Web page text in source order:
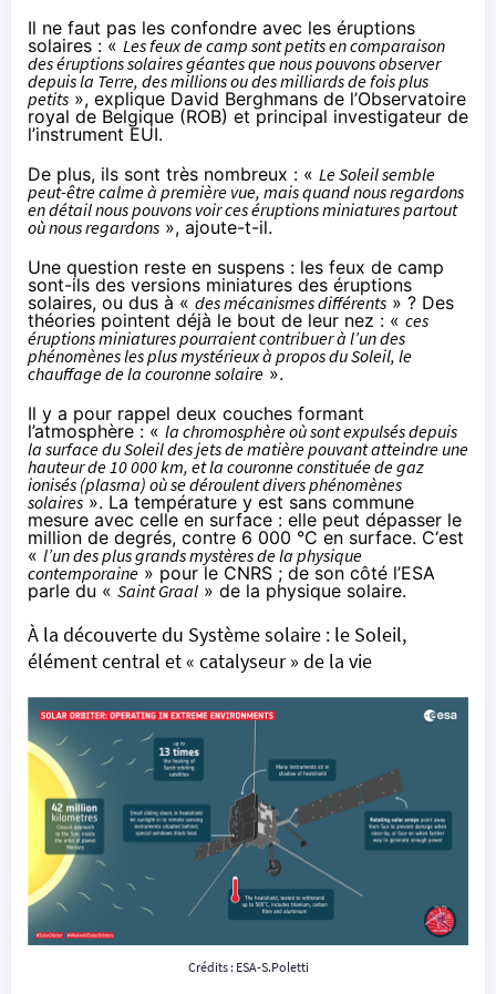
Il ne faut pas les confondre avec les éruptions
solaires : « Les feux de camp sont petits en comparaison
des éruptions solaires géantes que nous pouvons observer
depuis la Terre, des millions ou des milliards de fois plus
petits », explique David Berghmans de l’Observatoire
royal de Belgique (ROB) et principal investigateur de
l’instrument EUI.
De plus, ils sont très nombreux : « Le Soleil semble
peut-être calme à première vue, mais quand nous regardons
en détail nous pouvons voir ces éruptions miniatures partout
où nous regardons », ajoute-t-il.
Une question reste en suspens : les feux de camp
sont-ils des versions miniatures des éruptions
solaires, ou dus à « des mécanismes différents » ? Des
théories pointent déjà le bout de leur nez : « ces
éruptions miniatures pourraient contribuer à l’un des
phénomènes les plus mystérieux à propos du Soleil, le
chauffage de la couronne solaire ».
Il y a pour rappel deux couches formant
l’atmosphère : « la chromosphère où sont expulsés depuis
la surface du Soleil des jets de matière pouvant atteindre une
hauteur de 10 000 km, et la couronne constituée de gaz
ionisés (plasma) où se déroulent divers phénomènes
solaires». La température y est sans commune
mesure avec celle en surface : elle peut dépasser le
million de degrés, contre 6 000 °C en surface. C‘est
« l’un des plus grands mystères de la physique
contemporaine» pour le CNRS ; de son côté l’ESA
parle du « Saint Graal » de la physique solaire.
À la découverte du Système solaire : le Soleil,
élément central et « catalyseur » de la vie
Crédits : ESA-S.Poletti